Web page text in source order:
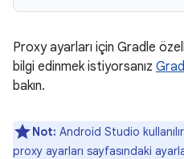
Proxy ayarları için Gradle
bilgi edinmek istiyorsanız
bakın.
Not: Android Studio
proxy ayarları sayfasındaki